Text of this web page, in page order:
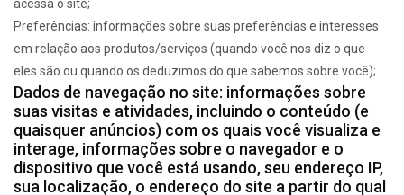
acessa o site;
Preferências: informações sobre suas preferências e interesses
em relação aos produtos/serviços (quando você nos diz o que
eles são ou quando os deduzimos do que sabemos sobre você);
Dados de navegação no site: informações sobre
suas visitas e atividades, incluindo o conteúdo (e
quaisquer anúncios) com os quais você visualiza e
interage, informações sobre o navegador e o
dispositivo que você está usando, seu endereço IP,
sua localização, o endereço do site a partir do qual